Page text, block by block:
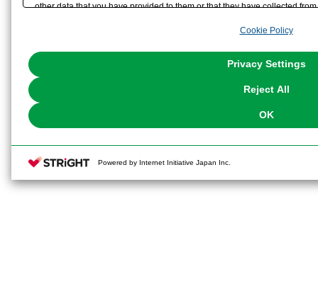
other data that you have provided to them or that they have collected
the use of all Cookies except for Strictly Necessary Cookies, please
Cookie Policy
Privacy Settings
Reject All
OK
Powered by Internet Initiative Japan Inc.